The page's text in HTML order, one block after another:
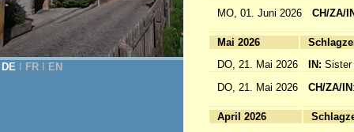
DE FR EN
MO, 01. Juni 2026
CH/ZA/
Mai 2026
DO, 21. Mai 2026
IN: Sister
DO, 21. Mai 2026
CH/ZA/IN
April 2026